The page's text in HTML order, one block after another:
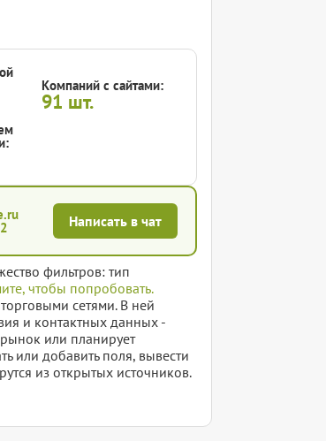
Компаний с сайтами:
91 шт.
Написать в чат
фильтров: тип
чтобы попробовать.
сетями. В ней
и контактных данных -
или планирует
или добавить поля, вывести
из открытых источников.